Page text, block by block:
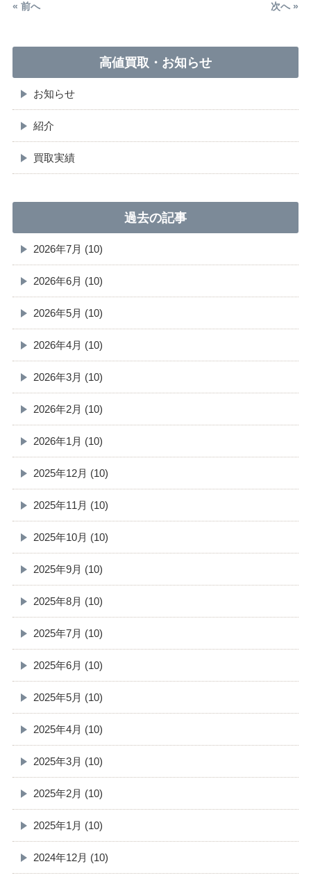
« 前へ 次へ »
高値買取・お知らせ
お知らせ
紹介
買取実績
過去の記事
2026年7月 (10)
2026年6月 (10)
2026年5月 (10)
2026年4月 (10)
2026年3月 (10)
2026年2月 (10)
2026年1月 (10)
2025年12月 (10)
2025年11月 (10)
2025年10月 (10)
2025年9月 (10)
2025年8月 (10)
2025年7月 (10)
2025年6月 (10)
2025年5月 (10)
2025年4月 (10)
2025年3月 (10)
2025年2月 (10)
2025年1月 (10)
2024年12月 (10)